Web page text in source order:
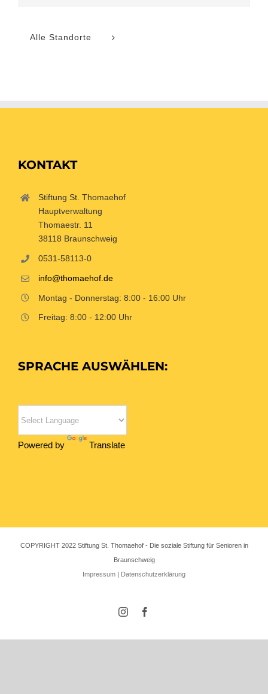
Alle Standorte
KONTAKT
Stiftung St. Thomaehof
Hauptverwaltung
Thomaestr. 11
38118 Braunschweig
0531-58113-0
info@thomaehof.de
Montag - Donnerstag: 8:00 - 16:00 Uhr
Freitag: 8:00 - 12:00 Uhr
SPRACHE AUSWÄHLEN:
Powered by Translate
COPYRIGHT 2022 Stiftung St. Thomaehof - Die soziale Stiftung für Senioren in
Braunschweig
Impressum
Datenschutzerklärung
Instagram